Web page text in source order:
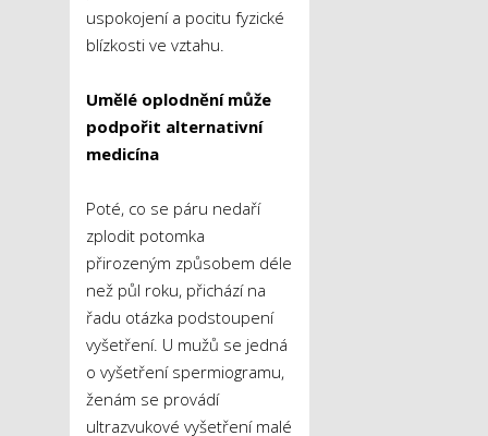
uspokojení a pocitu fyzické
blízkosti ve vztahu.
Umělé oplodnění může
podpořit alternativní
medicína
Poté, co se páru nedaří
zplodit potomka
přirozeným způsobem déle
než půl roku, přichází na
řadu otázka podstoupení
vyšetření. U mužů se jedná
o vyšetření spermiogramu,
ženám se provádí
ultrazvukové vyšetření malé